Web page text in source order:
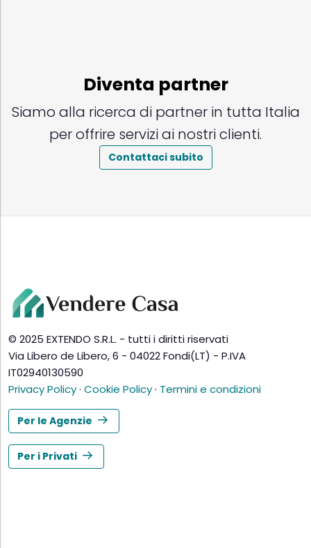
Diventa partner
Siamo alla ricerca di partner in tutta Italia
per offrire servizi ai nostri clienti.
Contattaci subito
© 2025 EXTENDO S.R.L. - tutti i diritti riservati
Via Libero de Libero, 6 - 04022 Fondi(LT) - P.IVA
IT02940130590
Privacy Policy· Cookie Policy· Termini e condizioni
Per le Agenzie
Per i Privati